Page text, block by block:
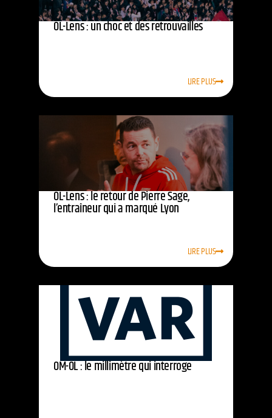
OL-Lens : un choc et des retrouvailles
LIRE PLUS
OL-Lens : le retour de Pierre Sage,
l’entraîneur qui a marqué Lyon
LIRE PLUS
OM-OL : le millimètre qui interroge